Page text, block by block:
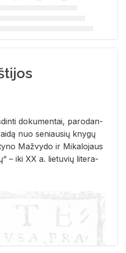
do­ku­men­tai, pa­ro­dan­
nuo se­niau­sių kny­gų
Ma­žvy­do ir Mi­ka­lo­jaus
– iki XX a. lie­tu­vių li­te­ra­